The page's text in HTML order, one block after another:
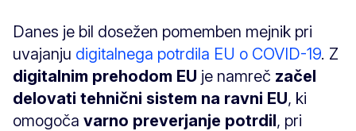
Danes je bil dosežen pomemben mejnik pri
uvajanju digitalnega potrdila EU o COVID-19. Z
digitalnim prehodom EU je namreč začel
delovati tehnični sistem na ravni EU, ki
omogoča varno preverjanje potrdil, pri